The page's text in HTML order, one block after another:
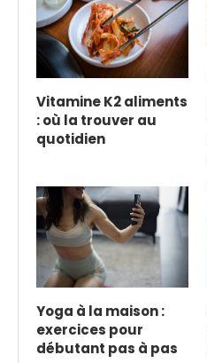
Vitamine K2 aliments
: où la trouver au
quotidien
Yoga à la maison :
exercices pour
débutant pas à pas